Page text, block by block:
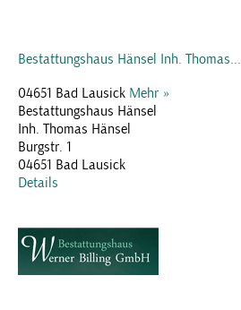
Bestattungshaus Hänsel Inh. Thomas...
04651 Bad Lausick Mehr »
Bestattungshaus Hänsel
Inh. Thomas Hänsel
Burgstr. 1
04651 Bad Lausick
Details